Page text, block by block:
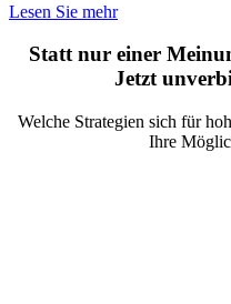
Lesen Sie mehr
Statt nur einer
Jetzt
Welche Strategien sich für
Ihre